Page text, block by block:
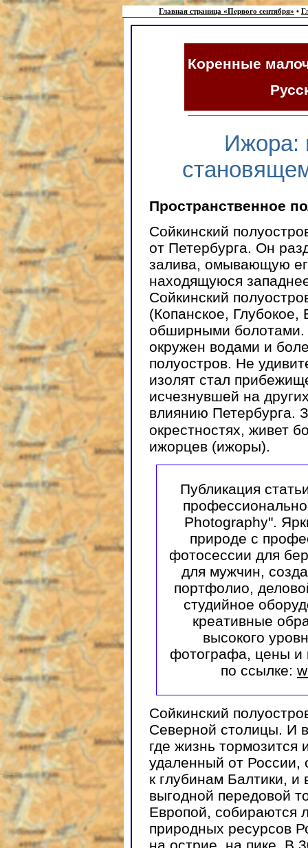
Главная страница «Первого сентября» •
Коренные
Ижора:
Пространственное
Сойкинский
от Петербурга. Он
залива, омывающую
находящуюся
Сойкинский
(Копанское,
обширными болотами.
окружен водами и
полуостров. Не
изолят стал
исчезнувшей на
влиянию Петербурга.
окрестностях, живет
ижорцев (ижоры).
Публикация
Photography".
природе с
фотосессии для
для мужчин,
портфолио,
студийное
креативные
высокого
фотографа, цены и
по ссылке:
Сойкинский
Северной столицы. И
где жизнь
удаленный от России,
к глубинам Балтики, и
выгодной передовой
Европой, собираются
природных ресурсов
на острие, на пике. В